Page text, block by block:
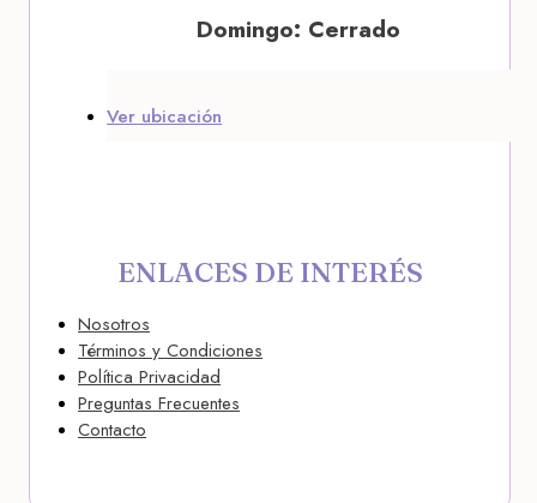
Domingo: Cerrado
Ver ubicación
ENLACES DE INTERÉS
Nosotros
Términos y Condiciones
Política Privacidad
Preguntas Frecuentes
Contacto